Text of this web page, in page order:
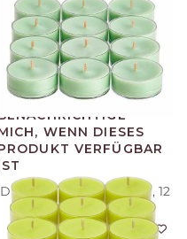
Duftteelichter Green Tea, 12
St.
11,75 €